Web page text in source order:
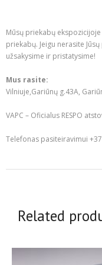
Mūsų priekabų
priekabų. Jeigu nerasite
užsakysime ir pristatysime!
Mus rasite:
Vilniuje,Gariūnų g.43A,
VAPC – Oficialus RESPO
Telefonas pasiteiravimui
Related